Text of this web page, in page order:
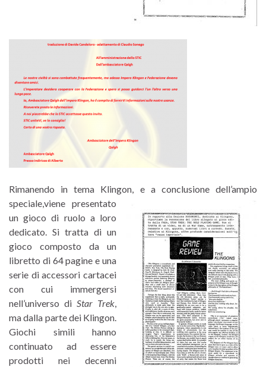
Rimanendo in tema Klingon, e a conclusione dell’ampio
speciale,viene presentato
un gioco di ruolo a loro
dedicato. Si tratta di un
gioco composto da un
libretto di 64 pagine e una
serie di accessori cartacei
con cui immergersi
nell’universo di Star Trek,
ma dalla parte dei Klingon.
Giochi simili hanno
continuato ad essere
prodotti nei decenni